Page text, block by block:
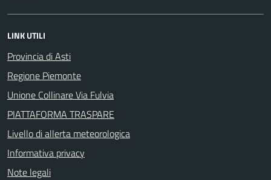
LINK UTILI
Provincia di Asti
Regione Piemonte
Unione Collinare Via Fulvia
PIATTAFORMA TRASPARE
Livello di allerta meteorologica
Informativa privacy
Note legali